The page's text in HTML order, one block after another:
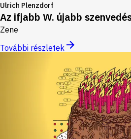
Ulrich Plenzdorf
Az ifjabb W. újabb
Zene
További részletek